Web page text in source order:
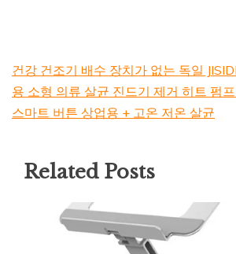
건강 건조기 배수 장치가 없는 독일
용 소형 의류 살균 진드기 제거 히트 펌
스마트 버튼 상업용 + 고온 저온 살균
Related Posts